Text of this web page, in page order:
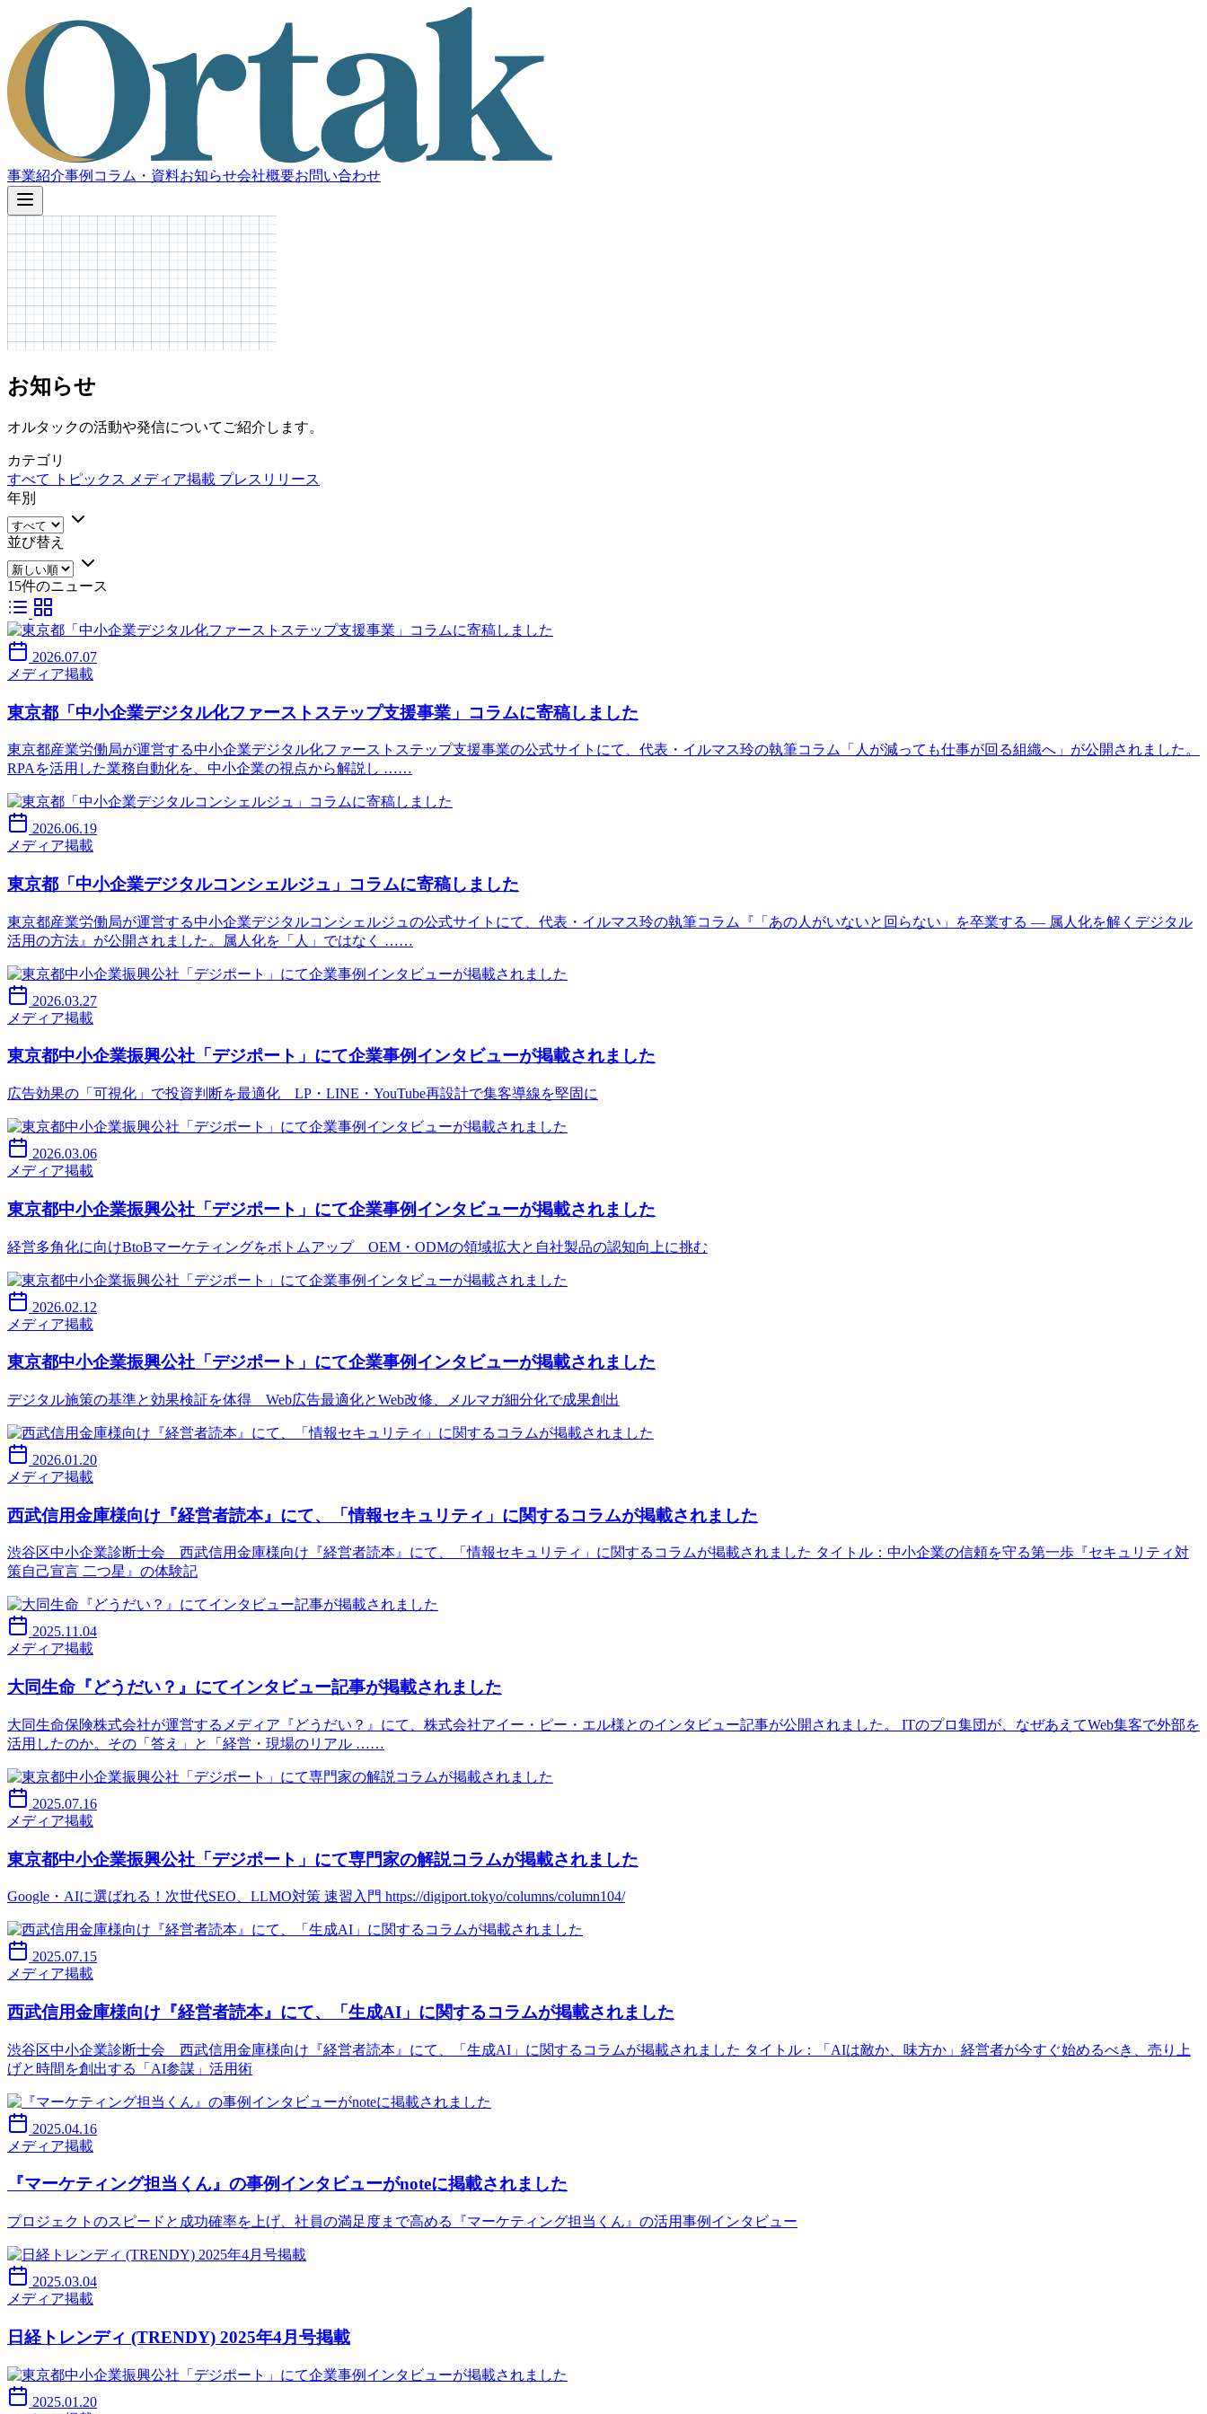
事業紹介事例 コラム・資料お知らせ会社概要お問い合わせ
お知らせ
オルタックの活動や発信についてご紹介します。
カテゴリ
すべて
トピックス メディア掲載 プレスリリース
年別
並び替え
15件のニュース
2026.07.07
メディア掲載
東京都「中小企業デジタル化ファーストステップ支援事業」コラムに寄稿しました
東京都産業労働局が運営する中小企業デジタル化ファーストステップ支援事業の公式サイトにて、代表・イルマス玲の執筆コラム「人が減っても仕事が回る組織へ」が公開されました。
RPAを活用した業務自動化を、中小企業の視点から解説し ……
2026.06.19
メディア掲載
東京都「中小企業デジタルコンシェルジュ」コラムに寄稿しました
東京都産業労働局が運営する中小企業デジタルコンシェルジュの公式サイトにて、代表・イルマス玲の執筆コラム『「あの人がいないと回らない」を卒業する ― 属人化を解くデジタル
活用の方法』が公開されました。属人化を「人」ではなく ……
2026.03.27
メディア掲載
東京都中小企業振興公社「デジポート」にて企業事例インタビューが掲載されました
広告効果の「可視化」で投資判断を最適化 LP・LINE・YouTube再設計で集客導線を堅固に
2026.03.06
メディア掲載
東京都中小企業振興公社「デジポート」にて企業事例インタビューが掲載されました
経営多角化に向けBtoBマーケティングをボトムアップ OEM・ODMの領域拡大と自社製品の認知向上に挑む
2026.02.12
メディア掲載
東京都中小企業振興公社「デジポート」にて企業事例インタビューが掲載されました
デジタル施策の基準と効果検証を体得 Web広告最適化とWeb改修、メルマガ細分化で成果創出
2026.01.20
メディア掲載
西武信用金庫様向け『経営者読本』にて、「情報セキュリティ」に関するコラムが掲載されました
渋谷区中小企業診断士会 西武信用金庫様向け『経営者読本』にて、「情報セキュリティ」に関するコラムが掲載されました タイトル：中小企業の信頼を守る第一歩『セキュリティ対
策自己宣言 二つ星』の体験記
2025.11.04
メディア掲載
大同生命『どうだい？』にてインタビュー記事が掲載されました
大同生命保険株式会社が運営するメディア『どうだい？』にて、株式会社アイー・ピー・エル様とのインタビュー記事が公開されました。 ITのプロ集団が、なぜあえてWeb集客で外部を
活用したのか。その「答え」と「経営・現場のリアル ……
2025.07.16
メディア掲載
東京都中小企業振興公社「デジポート」にて専門家の解説コラムが掲載されました
Google・AIに選ばれる！次世代SEO、LLMO対策 速習入門 https://digiport.tokyo/columns/column104/
2025.07.15
メディア掲載
西武信用金庫様向け『経営者読本』にて、「生成AI」に関するコラムが掲載されました
渋谷区中小企業診断士会 西武信用金庫様向け『経営者読本』にて、「生成AI」に関するコラムが掲載されました タイトル：「AIは敵か、味方か」経営者が今すぐ始めるべき、売り上
げと時間を創出する「AI参謀」活用術
2025.04.16
メディア掲載
『マーケティング担当くん』の事例インタビューがnoteに掲載されました
プロジェクトのスピードと成功確率を上げ、社員の満足度まで高める『マーケティング担当くん』の活用事例インタビュー
2025.03.04
メディア掲載
日経トレンディ (TRENDY) 2025年4月号掲載
2025.01.20